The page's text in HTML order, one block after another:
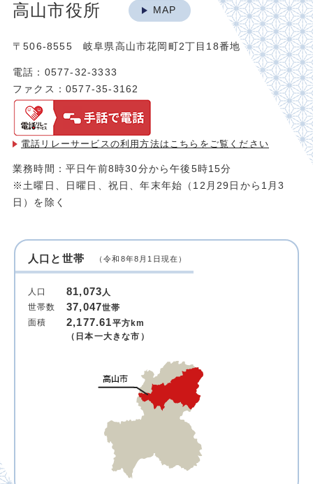
高山市役所 MAP
〒506-8555 岐阜県高山市花岡町2丁目18番地
電話：0577-32-3333
ファクス：0577-35-3162
電話リレーサービスの利用方法は こちらをご覧ください
業務時間：平日午前8時30分から午後5時15分
※土曜日、日曜日、祝日、年末年始（12月29日から1月3
日）を除く
人口と世帯 （令和8年8月1日現在）
人口 81,073人
世帯数
37,047世帯
面積
2,177.61平方km
（日本一大きな市）